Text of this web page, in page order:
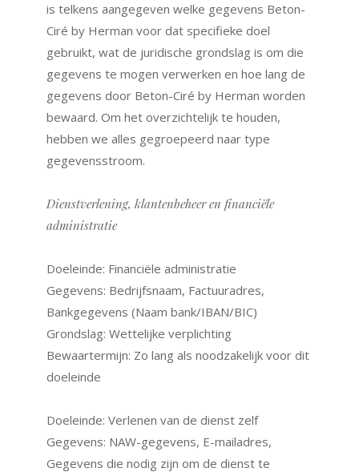
is telkens aangegeven welke gegevens Beton-
Ciré by Herman voor dat specifieke doel
gebruikt, wat de juridische grondslag is om die
gegevens te mogen verwerken en hoe lang de
gegevens door Beton-Ciré by Herman worden
bewaard. Om het overzichtelijk te houden,
hebben we alles gegroepeerd naar type
gegevensstroom.
Dienstverlening, klantenbeheer en financiële
administratie
Doeleinde: Financiële administratie
Gegevens: Bedrijfsnaam, Factuuradres,
Bankgegevens (Naam bank/IBAN/BIC)
Grondslag: Wettelijke verplichting
Bewaartermijn: Zo lang als noodzakelijk voor dit
doeleinde
Doeleinde: Verlenen van de dienst zelf
Gegevens: NAW-gegevens, E-mailadres,
Gegevens die nodig zijn om de dienst te